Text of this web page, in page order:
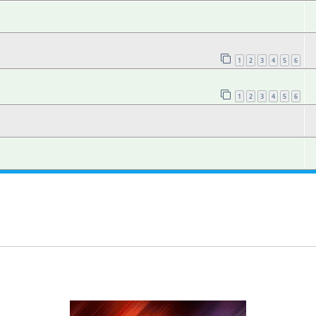
1 2 3 4 5 6
1 2 3 4 5 6